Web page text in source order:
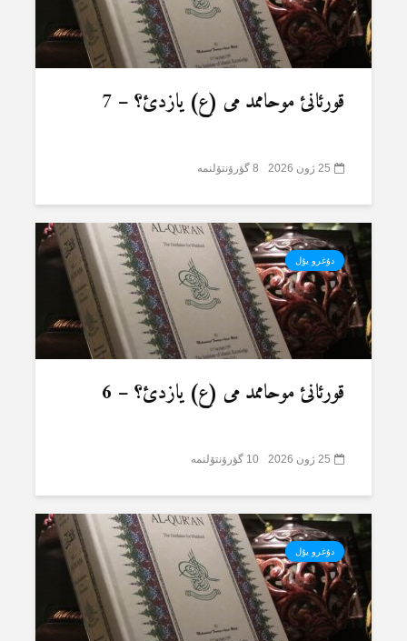
قورئانئ موحاممد می (ع) یازدئ؟ – 7
25 ژون 2026 8 گؤرۆنتۆلنمە
دۇغرو یۇل
قورئانئ موحاممد می (ع) یازدئ؟ – 6
25 ژون 2026 10 گؤرۆنتۆلنمە
دۇغرو یۇل